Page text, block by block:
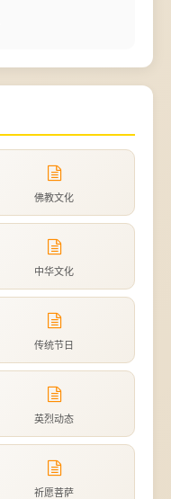
佛教文化
中华文化
传统节日
英烈动态
祈愿菩萨